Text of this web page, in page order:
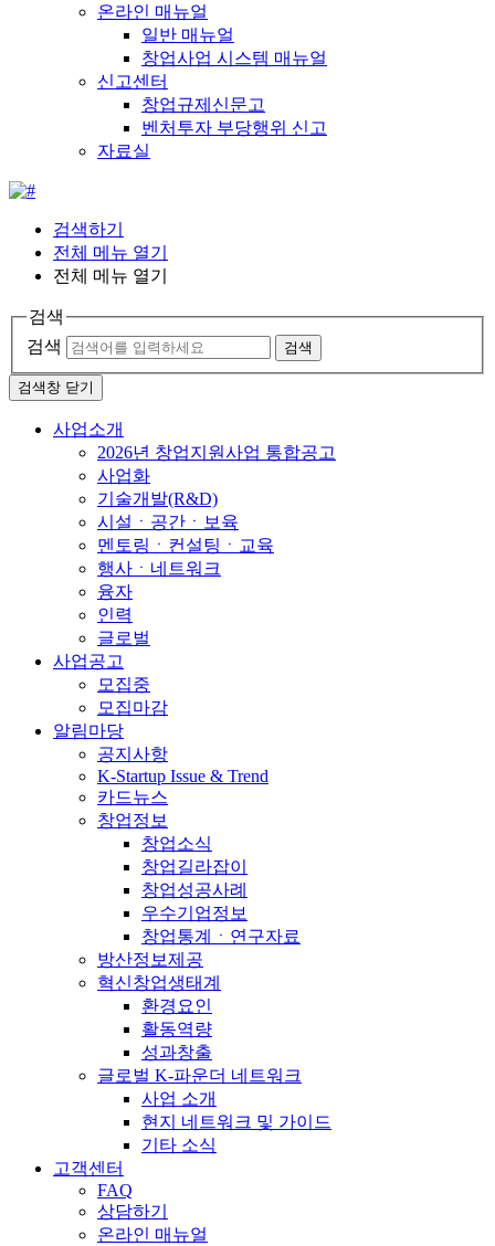
온라인 매뉴얼
일반 매뉴얼
창업사업 시스템 매뉴얼
신고센터
창업규제신문고
벤처투자 부당행위 신고
자료실
검색하기
전체 메뉴 열기
전체 메뉴 열기
검색
검색
검색
검색창 닫기
사업소개
2026년 창업지원사업 통합공고
사업화
기술개발(R&D)
시설ㆍ공간ㆍ보육
멘토링ㆍ컨설팅ㆍ교육
행사ㆍ네트워크
융자
인력
글로벌
사업공고
모집중
모집마감
알림마당
공지사항
K-Startup Issue & Trend
카드뉴스
창업정보
창업소식
창업길라잡이
창업성공사례
우수기업정보
창업통계ㆍ연구자료
방산정보제공
혁신창업생태계
환경요인
활동역량
성과창출
글로벌 K-파운더 네트워크
사업 소개
현지 네트워크 및 가이드
기타 소식
고객센터
FAQ
상담하기
온라인 매뉴얼